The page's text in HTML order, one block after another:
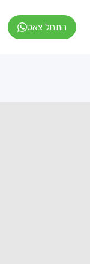
התחל צאט